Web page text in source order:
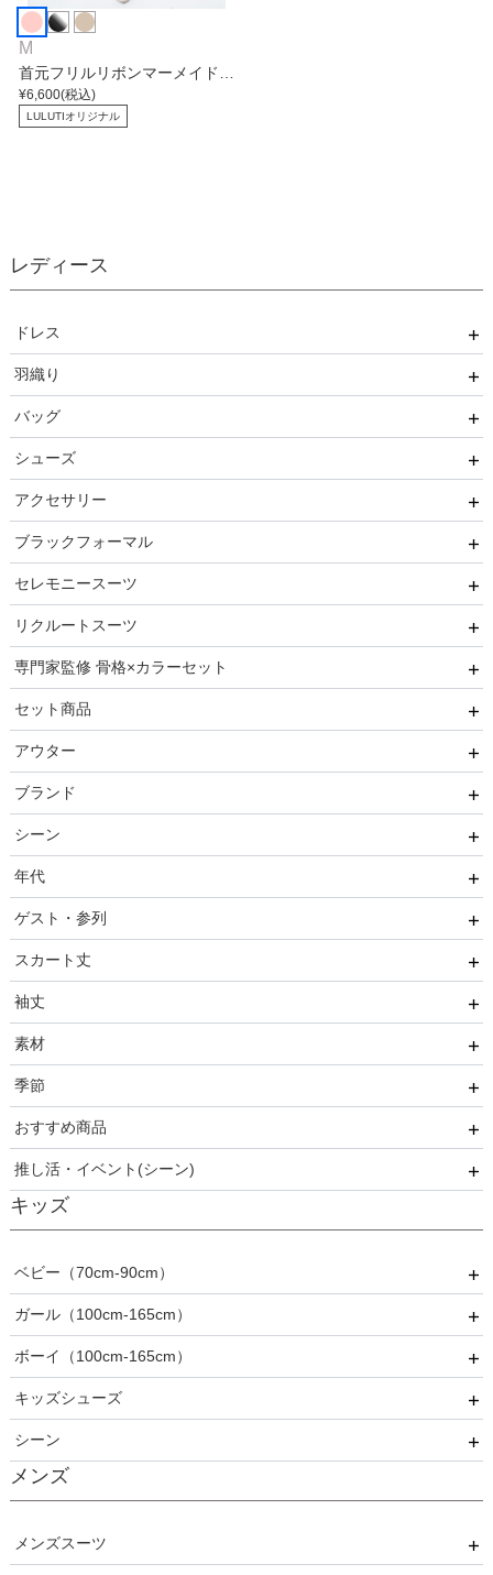
M
首元フリルリボンマーメイドワ
ンピース
¥6,600(税込)
LULUTIオリジナル
レディース
ドレス
ワンピース
パンツ
セットアップ
オールインワン
ブライズメイド
ルルティオリジナル
マザードレス
羽織り
ボレロ
ショール
ジャケット
カーディガン
その他
バッグ
サブバッグ
クラッチバッグ
ハンドバッグ
持ち手あり
持ち手なし
シューズ
ヒール
ストラップ付き
フラット
アクセサリー
ネックレス
ヘアーアクセサリー
イヤリング
ベルト
その他
ブレスレット
ブラックフォーマル
ブラックフォーマル
小物セット
セレモニースーツ
セレモニースーツ
セレモニー小物
リクルートスーツ
リクルートスーツセット
専門家監修 骨格×カラーセット
推しに会う日はこれ♡
高級レストランにぴったり！洗練された夜の装い
初めての結婚式参列はこれで間違いない！
ご親族・マザードレス風
同窓会に着ていきたい憧れドレスはこれ♡
ワンランク上を叶える謝恩会ドレス
好印象セレモニーコーデ 初めての卒園式もこれ一着で安心
♡
セット商品
8点セット(ドレス＋小物7点)
6点セット(ドレス＋小物5点)
4点セット（ドレス＋小物3点）
アウター
ファー
ジャケット
コート
ブランド
AIMER
CELFORD
FRAY I.D
SNIDEL
kaene
Phase Eight
REWAKES
シーン
結婚式・パーティ
成人式・同窓会
入卒・セレモニー
食事・挨拶
仏事
面接・入学式
年代
20代
30代
40代
50代
60代以上
ゲスト・参列
友人
親族
いとこ
職場
スカート丈
ミニ・ショート・膝上
膝丈
ミモレ丈・ひざ下
ロング
袖丈
袖あり
ノースリーブ
半袖
5分丈・7分丈
長袖
素材
レース・チュール
刺繍
ビジュー・スパンコール
フリル
ベロア
季節
春
夏
秋
オールシーズン
おすすめ商品
おすすめ商品
推し活・イベント(シーン)
推し活・イベント
キッズ
ベビー（70cm-90cm）
ドレス
スーツ
カジュアル
ガール（100cm-165cm）
フォーマル
ドレス
ボーイ（100cm-165cm）
スーツ
その他衣装
キッズシューズ
ローファー
キッズパンプス
シーン
結婚式
入学式
メンズ
メンズスーツ